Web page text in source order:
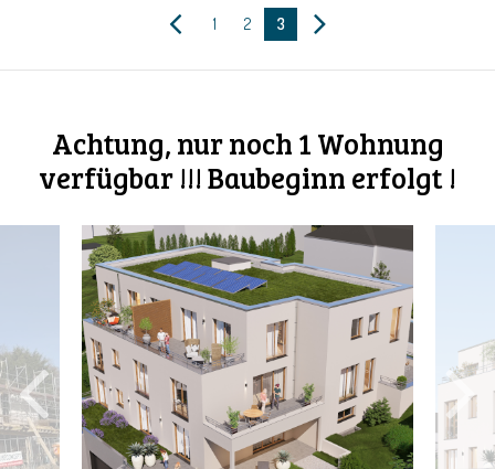
1 2 3
Achtung, nur noch 1 Wohnung
verfügbar !!! Baubeginn erfolgt !